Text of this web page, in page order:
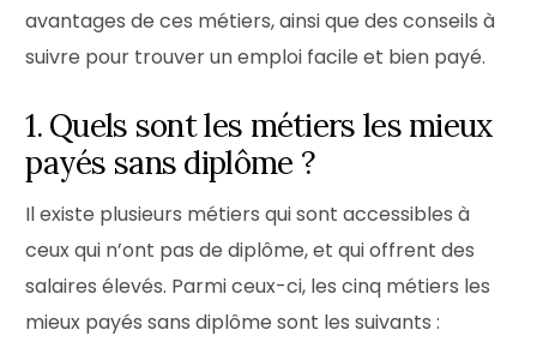
avantages de ces métiers, ainsi que des conseils à
suivre pour trouver un emploi facile et bien payé.
1. Quels sont les métiers les mieux
payés sans diplôme ?
Il existe plusieurs métiers qui sont accessibles à
ceux qui n’ont pas de diplôme, et qui offrent des
salaires élevés. Parmi ceux-ci, les cinq métiers les
mieux payés sans diplôme sont les suivants :